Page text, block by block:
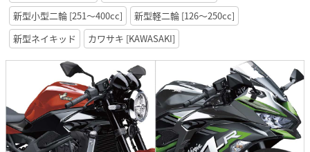
新型小型二輪 [251〜400cc]
新型軽二輪 [126〜250cc]
新型ネイキッド
カワサキ [KAWASAKI]